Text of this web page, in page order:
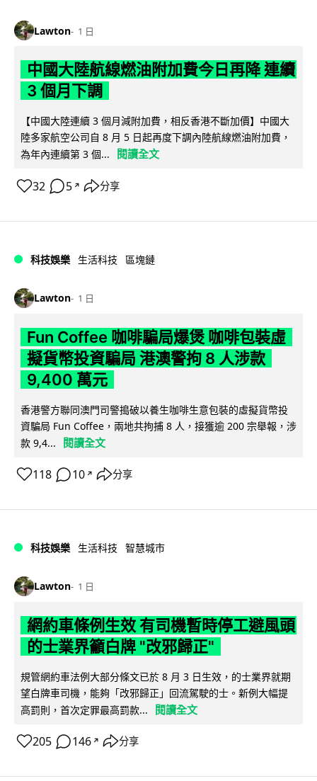
Lawton 1 日
中國大陸航線燃油附加費今日再降 連續
3 個月下調
【中國大陸連續 3 個月減附加費，相反香港不斷加價】中國大
陸多家航空公司自 8 月 5 日起再度下調內陸航線燃油附加費，
為年內連續第 3 個...
閱讀全文
32 5 ↗ 分享
科技娛樂 生活科技 區塊鏈
Lawton 1 日
Fun Coffee 咖啡騙局爆煲 咖啡包裝虛
擬貨幣投資騙局 港澳警拘 8 人涉款
9,400 萬元
香港警方聯同澳門司警搗破以養生咖啡生意包裝的虛擬貨幣投
資騙局 Fun Coffee，兩地共拘捕 8 人，接獲逾 200 宗舉報，涉
款 9,4...
閱讀全文
118 10 ↗ 分享
科技娛樂 生活科技 智慧城市
Lawton 1 日
網約車條例生效 有司機暫時停工避風頭
的士業界籲白牌 "改邪歸正"
規管網約車法例大部分條文已於 8 月 3 日生效，的士業界就期
望白牌車司機，能夠「改邪歸正」回流駕駛的士。新例大幅提
高罰則，首次定罪最高罰款...
閱讀全文
205 146 ↗ 分享